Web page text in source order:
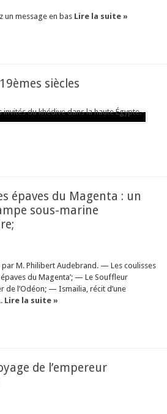
un message en bas Lire la suite »
siècles
épaves du Magenta : un
sous-marine
M. Philibert Audebrand. — Les coulisses
du Magenta’; — Le Souffleur
de l’Odéon; — Ismailia, récit d’une
Lire la suite »
de l’empereur